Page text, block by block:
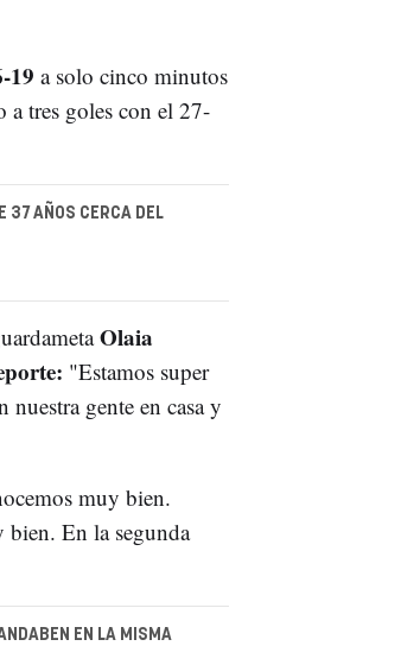
19 a solo cinco minutos
tres goles con el 27-
37 AÑOS CERCA DEL
Olaia
"Estamos super
gente en casa y
muy bien.
En la segunda
EN LA MISMA